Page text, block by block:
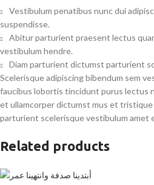
Vestibulum penatibus nunc dui
suspendisse.
Abitur parturient praesent lectus
vestibulum hendre.
Diam parturient dictumst parturient
Scelerisque adipiscing bibendum sem
faucibus lobortis tincidunt purus lectus
et ullamcorper dictumst mus et
parturient scelerisque vestibulum amet
Related products